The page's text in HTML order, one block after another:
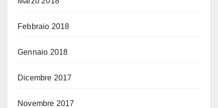
Febbraio 2018
Gennaio 2018
Dicembre 2017
Novembre 2017